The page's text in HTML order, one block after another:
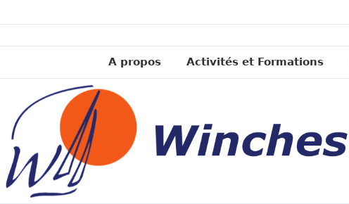
A propos Activités et Formations